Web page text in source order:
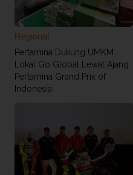
Regional
Pertamina Dukung UMKM
Lokal Go Global Lewat Ajang
Pertamina Grand Prix of
Indonesia